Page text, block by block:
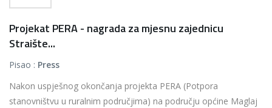
Projekat PERA - nagrada za mjesnu zajednicu
Straište...
Pisao : Press
Nakon uspješnog okončanja projekta PERA (Potpora
stanovništvu u ruralnim područjima) na području općine Maglaj